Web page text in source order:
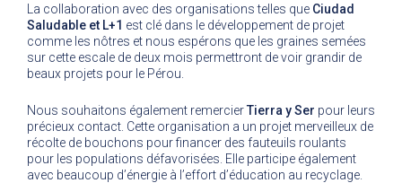
La collaboration avec des organisations telles que Ciudad
Saludable et L+1 est clé dans le développement de projet
comme les nôtres et nous espérons que les graines semées
sur cette escale de deux mois permettront de voir grandir de
beaux projets pour le Pérou.
Nous souhaitons également remercierTierra y Ser pour leurs
précieux contact. Cette organisation a un projet merveilleux de
récolte de bouchons pour financer des fauteuils roulants
pour les populations défavorisées. Elle participe également
avec beaucoup d’énergie à l’effort d’éducation au recyclage.